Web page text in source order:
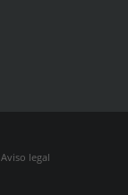
Aviso legal